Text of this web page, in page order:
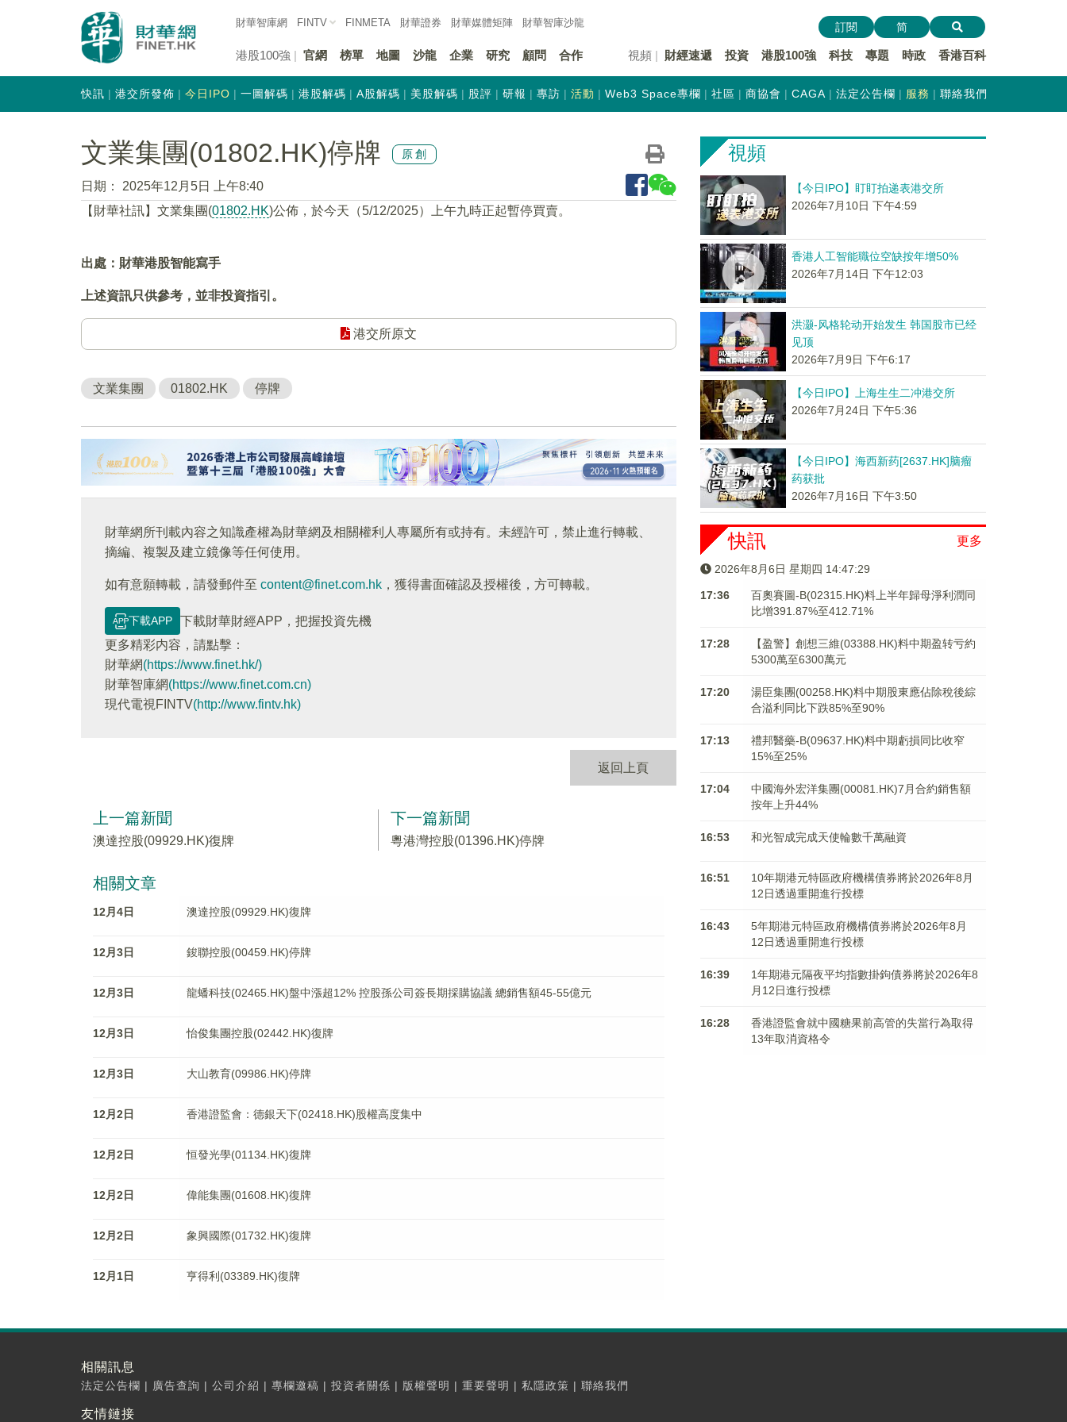
財華智庫網 FINTV FINMETA 財華證券 財華媒體矩陣 財華智庫沙龍
港股100強 官網 榜單 地圖 沙龍 企業 研究 顧問 合作 視頻 財經速遞 投資 港股100強 科技 專題 時政 香港百科
訂閱 简
快訊 港交所發佈 今日IPO 一圖解碼 港股解碼 A股解碼 美股解碼 股評 研報 專訪 活動 Web3 Space專欄 社區 商協會 CAGA 法定公告欄 服務 聯絡我們
文業集團(01802.HK)停牌 原創
日期：
2025年12月5日 上午8:40
【財華社訊】文業集團(01802.HK)公佈，於今天（5/12/2025）上午九時正起暫停買賣。
出處：財華港股智能寫手
上述資訊只供參考，並非投資指引。
港交所原文
文業集團 01802.HK 停牌
財華網所刊載內容之知識產權為財華網及相關權利人專屬所有或持有。未經許可，禁止進行轉載、
摘編、複製及建立鏡像等任何使用。
如有意願轉載，請發郵件至 content@finet.com.hk ，獲得書面確認及授權後，方可轉載。
下載APP
下載財華財經APP，把握投資先機
更多精彩内容，請點擊：
財華網(https://www.finet.hk/)
財華智庫網(https://www.finet.com.cn)
現代電視FINTV(http://www.fintv.hk)
返回上頁
上一篇新聞
澳達控股(09929.HK)復牌
下一篇新聞
粵港灣控股(01396.HK)停牌
相關文章
12月4日 澳達控股(09929.HK)復牌
12月3日 鋑聯控股(00459.HK)停牌
12月3日 龍蟠科技(02465.HK)盤中漲超12% 控股孫公司簽長期採購協議 總銷售額45-55億元
12月3日 怡俊集團控股(02442.HK)復牌
12月3日 大山教育(09986.HK)停牌
12月2日 香港證監會：德銀天下(02418.HK)股權高度集中
12月2日 恒發光學(01134.HK)復牌
12月2日 偉能集團(01608.HK)復牌
12月2日 象興國際(01732.HK)復牌
12月1日 亨得利(03389.HK)復牌
視頻
【今日IPO】盯盯拍递表港交所
2026年7月10日 下午4:59
香港人工智能職位空缺按年增50%
2026年7月14日 下午12:03
洪灏-风格轮动开始发生 韩国股市已经
见顶
2026年7月9日 下午6:17
【今日IPO】上海生生二冲港交所
2026年7月24日 下午5:36
【今日IPO】海西新药[2637.HK]脑瘤
药获批
2026年7月16日 下午3:50
更多
快訊
2026年8月6日 星期四 14:47:30
17:36
百奧賽圖-B(02315.HK)料上半年歸母淨利潤同
比增391.87%至412.71%
17:28
【盈警】創想三維(03388.HK)料中期盈转亏約
5300萬至6300萬元
17:20
湯臣集團(00258.HK)料中期股東應佔除稅後綜
合溢利同比下跌85%至90%
17:13
禮邦醫藥-B(09637.HK)料中期虧損同比收窄
15%至25%
17:04
中國海外宏洋集團(00081.HK)7月合約銷售額
按年上升44%
16:53 和光智成完成天使輪數千萬融資
16:51
10年期港元特區政府機構債券將於2026年8月
12日透過重開進行投標
16:43
5年期港元特區政府機構債券將於2026年8月
12日透過重開進行投標
16:39
1年期港元隔夜平均指數掛鉤債券將於2026年8
月12日進行投標
16:28
香港證監會就中國糖果前高管的失當行為取得
13年取消資格令
相關訊息
法定公告欄 | 廣告查詢 | 公司介紹 | 專欄邀稿 | 投資者關係 | 版權聲明 | 重要聲明 | 私隱政策 | 聯絡我們
友情鏈接